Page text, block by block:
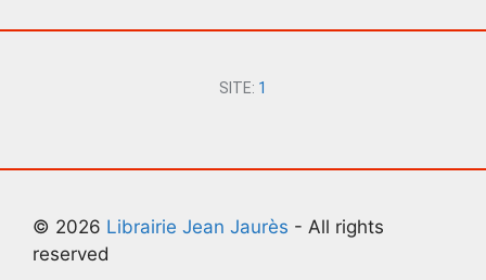
SITE: 1
© 2026 Librairie Jean Jaurès - All rights
reserved